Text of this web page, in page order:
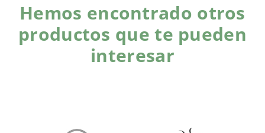
Hemos encontrado otros
productos que te pueden
interesar